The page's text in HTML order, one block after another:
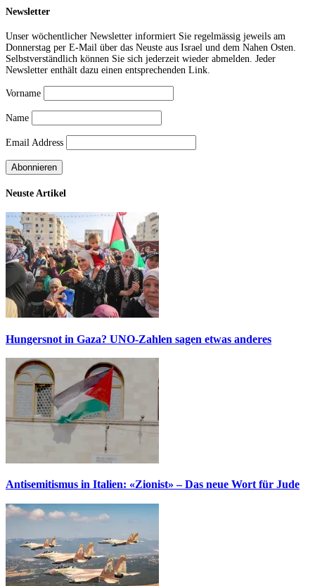
Newsletter
Unser wöchentlicher Newsletter informiert Sie regelmässig jeweils am
Donnerstag per E-Mail über das Neuste aus Israel und dem Nahen Osten.
Selbstverständlich können Sie sich jederzeit wieder abmelden. Jeder
Newsletter enthält dazu einen entsprechenden Link.
Vorname
Name
Email Address
Neuste Artikel
Hungersnot in Gaza? UNO-Zahlen sagen etwas anderes
Antisemitismus in Italien: «Zionist» – Das neue Wort für Jude